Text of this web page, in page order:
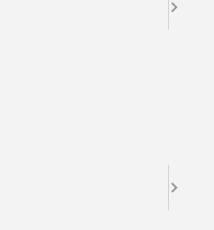
fidaolga - stock.adobe.com